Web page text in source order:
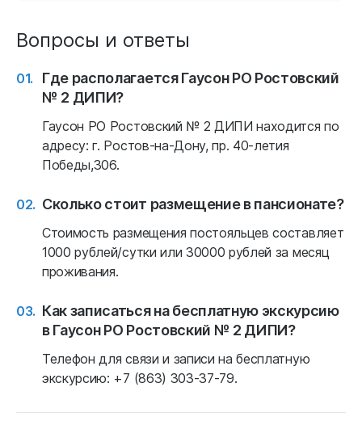
Вопросы и ответы
Где располагается Гаусон РО Ростовский
№ 2 ДИПИ?
Гаусон РО Ростовский № 2 ДИПИ находится по
адресу: г. Ростов-на-Дону, пр. 40-летия
Победы,306.
Сколько стоит размещение в пансионате?
Стоимость размещения постояльцев составляет
1000 рублей/сутки или 30000 рублей за месяц
проживания.
Как записаться на бесплатную экскурсию
в Гаусон РО Ростовский № 2 ДИПИ?
Телефон для связи и записи на бесплатную
экскурсию: +7 (863) 303-37-79.